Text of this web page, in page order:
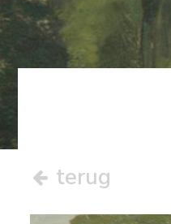
terug